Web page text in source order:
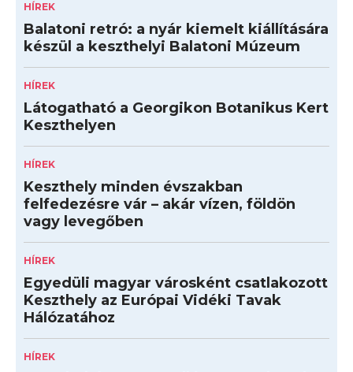
HÍREK
Balatoni retró: a nyár kiemelt kiállítására
készül a keszthelyi Balatoni Múzeum
HÍREK
Látogatható a Georgikon Botanikus Kert
Keszthelyen
HÍREK
Keszthely minden évszakban
felfedezésre vár – akár vízen, földön
vagy levegőben
HÍREK
Egyedüli magyar városként csatlakozott
Keszthely az Európai Vidéki Tavak
Hálózatához
HÍREK